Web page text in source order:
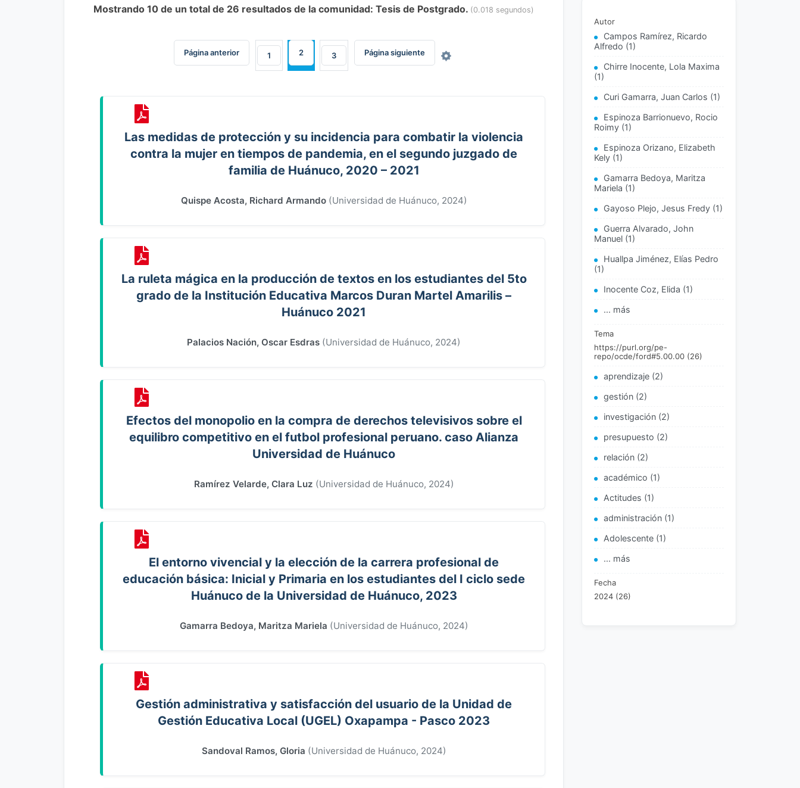
Mostrando 10 de un total de 26 resultados de la comunidad: Tesis de Postgrado. (0.018 segundos)
Página anterior 1 2 3 Página siguiente
Las medidas de protección y su incidencia para combatir la violencia
contra la mujer en tiempos de pandemia, en el segundo juzgado de
familia de Huánuco, 2020 – 2021
Quispe Acosta, Richard Armando (Universidad de Huánuco, 2024)
La ruleta mágica en la producción de textos en los estudiantes del 5to
grado de la Institución Educativa Marcos Duran Martel Amarilis –
Huánuco 2021
Palacios Nación, Oscar Esdras (Universidad de Huánuco, 2024)
Efectos del monopolio en la compra de derechos televisivos sobre el
equilibro competitivo en el futbol profesional peruano. caso Alianza
Universidad de Huánuco
Ramírez Velarde, Clara Luz (Universidad de Huánuco, 2024)
El entorno vivencial y la elección de la carrera profesional de
educación básica: Inicial y Primaria en los estudiantes del I ciclo sede
Huánuco de la Universidad de Huánuco, 2023
Gamarra Bedoya, Maritza Mariela (Universidad de Huánuco, 2024)
Gestión administrativa y satisfacción del usuario de la Unidad de
Gestión Educativa Local (UGEL) Oxapampa - Pasco 2023
Sandoval Ramos, Gloria (Universidad de Huánuco, 2024)
Autor
Campos Ramírez, Ricardo
Alfredo (1)
Chirre Inocente, Lola Maxima
(1)
Curi Gamarra, Juan Carlos (1)
Espinoza Barrionuevo, Rocio
Roimy (1)
Espinoza Orizano, Elizabeth
Kely (1)
Gamarra Bedoya, Maritza
Mariela (1)
Gayoso Plejo, Jesus Fredy (1)
Guerra Alvarado, John
Manuel (1)
Huallpa Jiménez, Elías Pedro
(1)
Inocente Coz, Elida (1)
... más
Tema
https://purl.org/pe-
repo/ocde/ford#5.00.00 (26)
aprendizaje (2)
gestión (2)
investigación (2)
presupuesto (2)
relación (2)
académico (1)
Actitudes (1)
administración (1)
Adolescente (1)
... más
Fecha
2024 (26)